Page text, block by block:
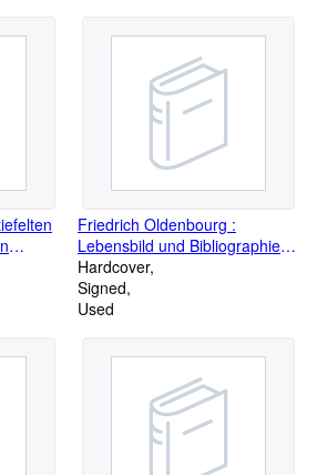
u.
Friedrich Oldenbourg :
Lebensbild und Bibliographie.
[Bibliographie zsgest. von Horst
Kliemann] /
Hardcover
Signed
Used